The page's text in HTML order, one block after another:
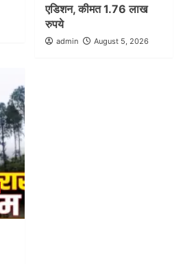
एडिशन, कीमत 1.76 लाख
रुपये
admin August 5, 2026